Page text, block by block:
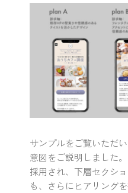
サンプルをご覧いただ
意図をご説明しました
採用され、下層セクシ
も、さらにヒアリング